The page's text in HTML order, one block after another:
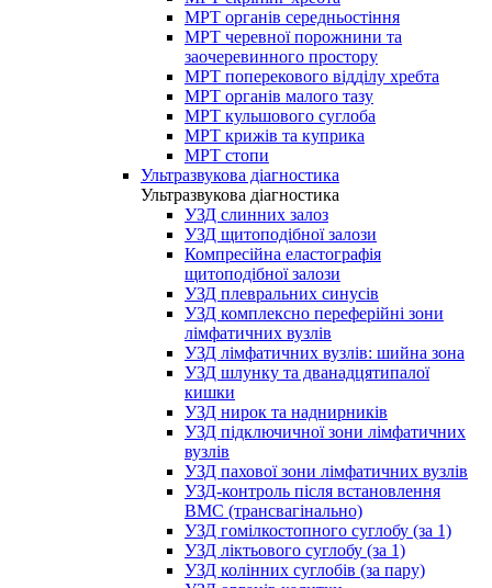
МРТ органів середньостіння
МРТ черевної порожнини та
заочеревинного простору
МРТ поперекового відділу хребта
МРТ органів малого тазу
МРТ кульшового суглоба
МРТ крижів та куприка
МРТ стопи
Ультразвукова діагностика
Ультразвукова діагностика
УЗД слинних залоз
УЗД щитоподібної залози
Компресійна еластографія
щитоподібної залози
УЗД плевральних синусів
УЗД комплексно переферійні зони
лімфатичних вузлів
УЗД лімфатичних вузлів: шийна зона
УЗД шлунку та дванадцятипалої
кишки
УЗД нирок та наднирників
УЗД підключичної зони лімфатичних
вузлів
УЗД пахової зони лімфатичних вузлів
УЗД-контроль після встановлення
ВМС (трансвагінально)
УЗД гомілкостопного суглобу (за 1)
УЗД ліктьового суглобу (за 1)
УЗД колінних суглобів (за пару)